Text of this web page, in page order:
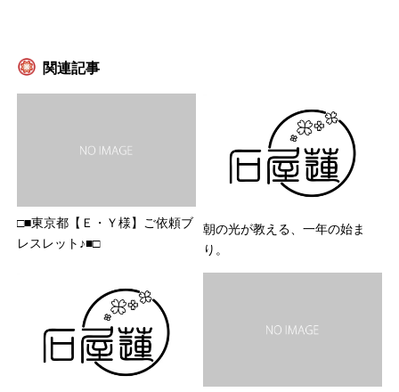
関連記事
□■東京都【Ｅ・Ｙ様】ご依頼ブ
レスレット♪■□
朝の光が教える、一年の始ま
り。